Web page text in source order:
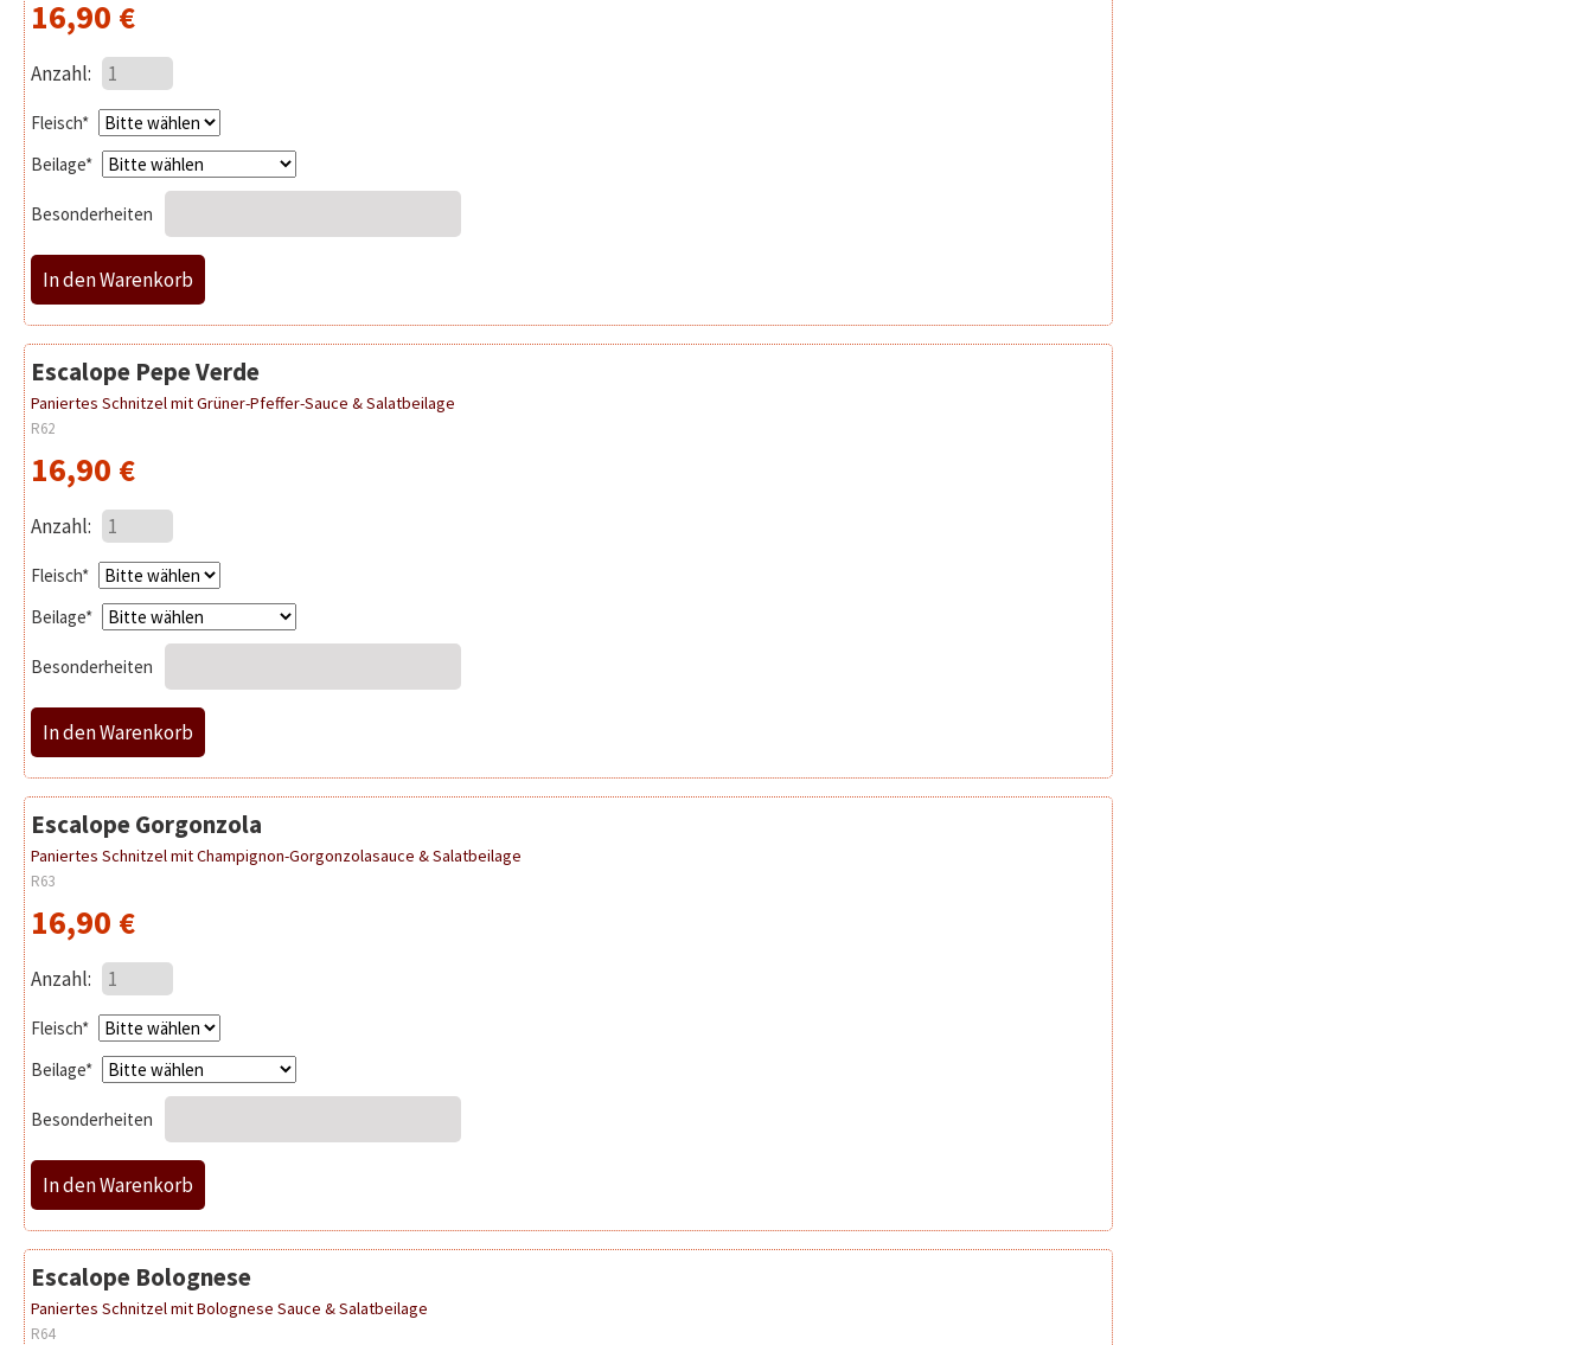
16,90 €
Anzahl:
Pflichtfeld
Fleisch*
Pflichtfeld
Beilage*
Besonderheiten
Escalope Pepe Verde
Paniertes Schnitzel mit Grüner-Pfeffer-Sauce & Salatbeilage
R62
16,90 €
Anzahl:
Pflichtfeld
Fleisch*
Pflichtfeld
Beilage*
Besonderheiten
Escalope Gorgonzola
Paniertes Schnitzel mit Champignon-Gorgonzolasauce & Salatbeilage
R63
16,90 €
Anzahl:
Pflichtfeld
Fleisch*
Pflichtfeld
Beilage*
Besonderheiten
Escalope Bolognese
Paniertes Schnitzel mit Bolognese Sauce & Salatbeilage
R64